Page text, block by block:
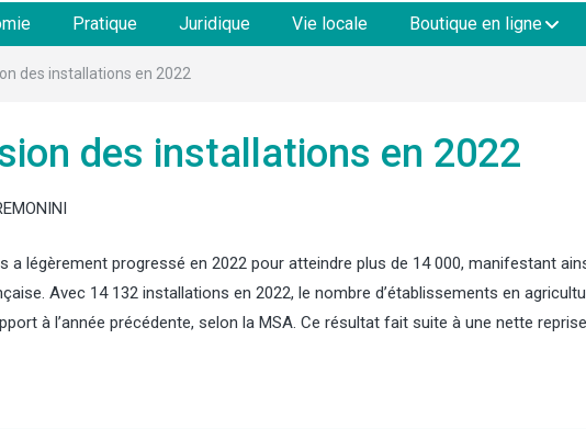
Pratique Juridique Vie locale Boutique en ligne
des installations en 2022
des installations en 2022
a légèrement progressé en 2022 pour atteindre plus de 14 000, manifestant
Avec 14 132 installations en 2022, le nombre d’établissements en
à l’année précédente, selon la MSA. Ce résultat fait suite à une nette